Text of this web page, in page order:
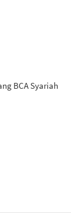
BCA Syariah